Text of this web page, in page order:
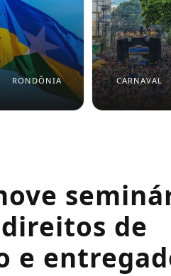
RONDÔNIA CARNAVAL
de
e